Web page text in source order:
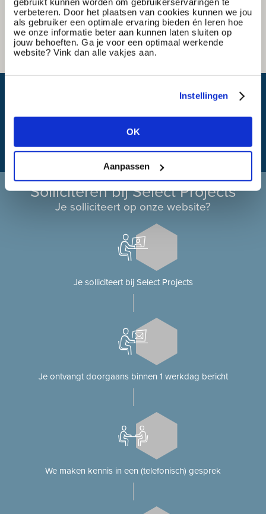
verbeteren. Door het plaatsen van cookies kunnen we jou
als gebruiker een optimale ervaring bieden én leren hoe
we onze informatie beter aan kunnen laten sluiten op
jouw behoeften. Ga je voor een optimaal werkende
website? Vink dan alle vakjes aan.
Instellingen
OK
Aanpassen
Solliciteren bij Select Projects
Je solliciteert op onze website?
Je solliciteert bij Select Projects
Je ontvangt doorgaans binnen 1 werkdag bericht
We maken kennis in een (telefonisch) gesprek